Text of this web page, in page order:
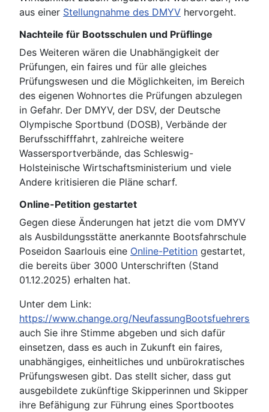
aus einer Stellungnahme des DMYV hervorgeht.
Nachteile für Bootsschulen und Prüflinge
Des Weiteren wären die Unabhängigkeit der
Prüfungen, ein faires und für alle gleiches
Prüfungswesen und die Möglichkeiten, im Bereich
des eigenen Wohnortes die Prüfungen abzulegen
in Gefahr. Der DMYV, der DSV, der Deutsche
Olympische Sportbund (DOSB), Verbände der
Berufsschifffahrt, zahlreiche weitere
Wassersportverbände, das Schleswig-
Holsteinische Wirtschaftsministerium und viele
Andere kritisieren die Pläne scharf.
Online-Petition gestartet
Gegen diese Änderungen hat jetzt die vom DMYV
als Ausbildungsstätte anerkannte Bootsfahrschule
Poseidon Saarlouis eine Online-Petition gestartet,
die bereits über 3000 Unterschriften (Stand
01.12.2025) erhalten hat.
Unter dem Link:
https://www.change.org/
auch Sie ihre Stimme abgeben und sich dafür
einsetzen, dass es auch in Zukunft ein faires,
unabhängiges, einheitliches und unbürokratisches
Prüfungswesen gibt. Das stellt sicher, dass gut
ausgebildete zukünftige Skipperinnen und Skipper
ihre Befähigung zur Führung eines Sportbootes